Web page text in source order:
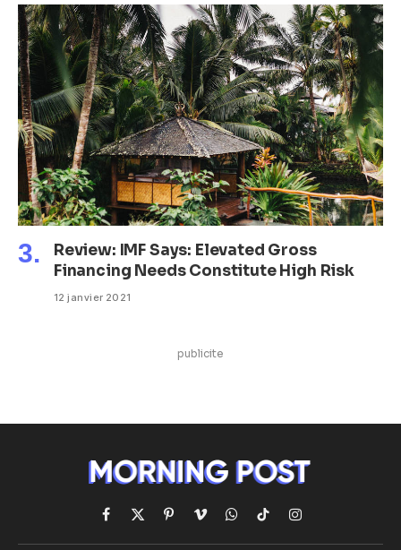
Review: IMF Says: Elevated Gross
Financing Needs Constitute High Risk
12 janvier 2021
publicite
Facebook
X
(Twitter)
Pinterest
VimeoWhatsApp
TikTokInstagram